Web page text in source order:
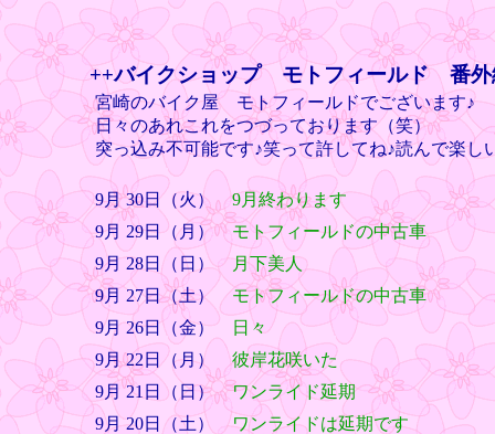
++バイクショップ モトフィールド 番外
宮崎のバイク屋 モトフィールドでございます♪
日々のあれこれをつづっております（笑）
突っ込み不可能です♪笑って許してね♪読んで楽し
9月 30日（火）
9月終わります
9月 29日（月）
モトフィールドの中古車
9月 28日（日）
月下美人
9月 27日（土）
モトフィールドの中古車
9月 26日（金）
日々
9月 22日（月）
彼岸花咲いた
9月 21日（日）
ワンライド延期
9月 20日（土）
ワンライドは延期です